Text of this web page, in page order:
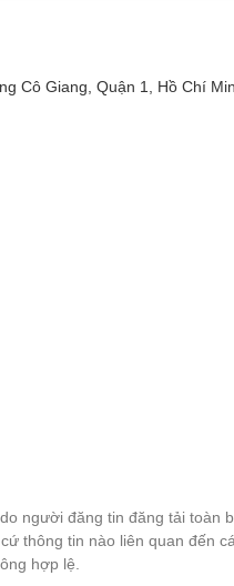
Cô Giang, Quận 1, Hồ Chí
người đăng tin đăng tải toàn
thông tin nào liên quan đến
hợp lệ.